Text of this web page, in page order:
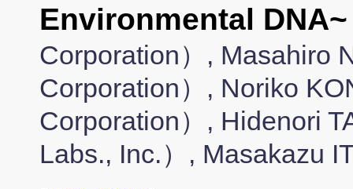
Environmental DNA~
Corporation）, Masahiro
Corporation）, Noriko
Corporation）, Hidenori
Labs., Inc.）, Masakazu